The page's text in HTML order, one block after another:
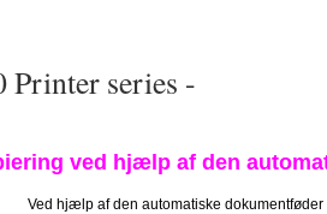
Printer series -
ved hjælp af den
Ved hjælp af den automatiske